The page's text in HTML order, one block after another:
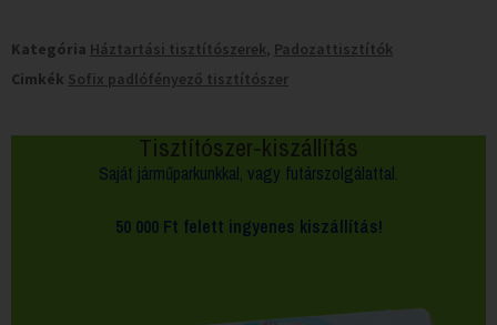
Kategória Háztartási tisztítószerek, Padozattisztítók
Cimkék Sofix padlófényező tisztítószer
Tisztítószer-kiszállítás
Saját járműparkunkkal, vagy futárszolgálattal.
50 000 Ft felett ingyenes kiszállítás!